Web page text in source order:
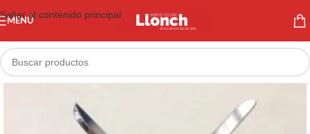
Saltar al contenido principal
MENÚ